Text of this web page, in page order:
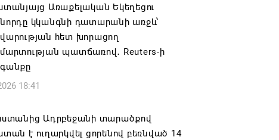
Առաքելական Եկեղեցու
կկանգնի դատարանի առջև՝
հետ խորացող
պատճառով․ Reuters-ի
18:41
Ադրբեջանի տարածքով
է ուղարկվել ցորենով բեռնված 14